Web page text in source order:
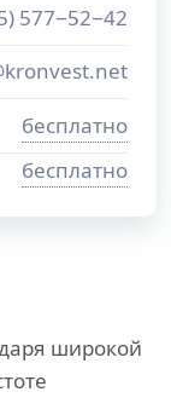
577−52−42
бесплатно
бесплатно
широкой